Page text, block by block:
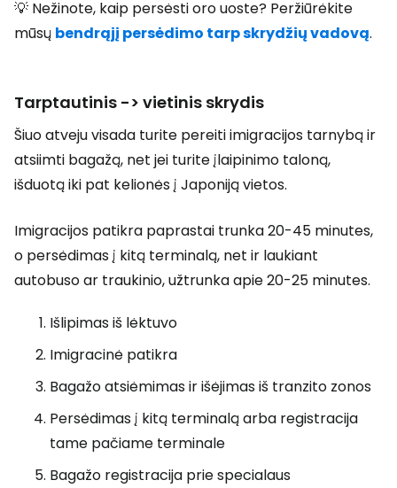
💡 Nežinote, kaip persėsti oro uoste? Peržiūrėkite
mūsų bendrąjį persėdimo tarp skrydžių vadovą.
Tarptautinis -> vietinis skrydis
Šiuo atveju visada turite pereiti imigracijos tarnybą ir
atsiimti bagažą, net jei turite įlaipinimo taloną,
išduotą iki pat kelionės į Japoniją vietos.
Imigracijos patikra paprastai trunka 20-45 minutes,
o persėdimas į kitą terminalą, net ir laukiant
autobuso ar traukinio, užtrunka apie 20-25 minutes.
Išlipimas iš lėktuvo
Imigracinė patikra
Bagažo atsiėmimas ir išėjimas iš tranzito zonos
Persėdimas į kitą terminalą arba registracija
tame pačiame terminale
Bagažo registracija prie specialaus